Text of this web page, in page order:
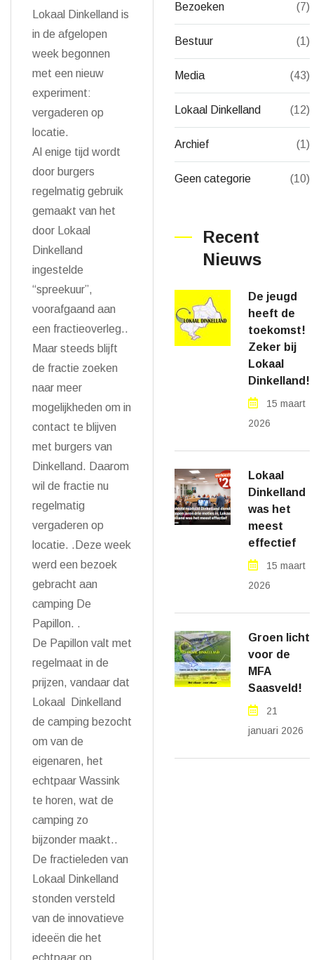
Lokaal Dinkelland is
in de afgelopen
week begonnen
met een nieuw
experiment:
vergaderen op
locatie.
Al enige tijd wordt
door burgers
regelmatig gebruik
gemaakt van het
door Lokaal
Dinkelland
ingestelde
“spreekuur”,
voorafgaand aan
een fractieoverleg..
Maar steeds blijft
de fractie zoeken
naar meer
mogelijkheden om in
contact te blijven
met burgers van
Dinkelland. Daarom
wil de fractie nu
regelmatig
vergaderen op
locatie. .Deze week
werd een bezoek
gebracht aan
camping De
Papillon. .
De Papillon valt met
regelmaat in de
prijzen, vandaar dat
Lokaal Dinkelland
de camping bezocht
om van de
eigenaren, het
echtpaar Wassink
te horen, wat de
camping zo
bijzonder maakt..
De fractieleden van
Lokaal Dinkelland
stonden versteld
van de innovatieve
ideeën die het
echtpaar op
Bezoeken (7)
Bestuur (1)
Media (43)
Lokaal Dinkelland (12)
Archief (1)
Geen categorie (10)
Recent
Nieuws
De jeugd
heeft de
toekomst!
Zeker bij
Lokaal
Dinkelland!
15 maart
2026
Lokaal
Dinkelland
was het
meest
effectief
15 maart
2026
Groen licht
voor de
MFA
Saasveld!
21
januari 2026